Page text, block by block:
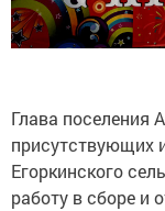
Глава поселения
присутствующих
Егоркинского
работу в сборе и